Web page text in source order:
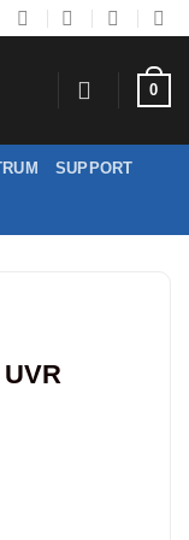
0
SUPPORT